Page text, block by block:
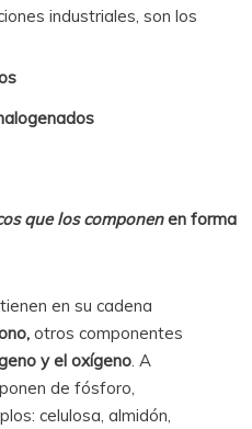
industriales, son los
que los componenen forma
en su cadena
otros componentes
y el oxígeno. A
de fósforo,
celulosa, almidón,